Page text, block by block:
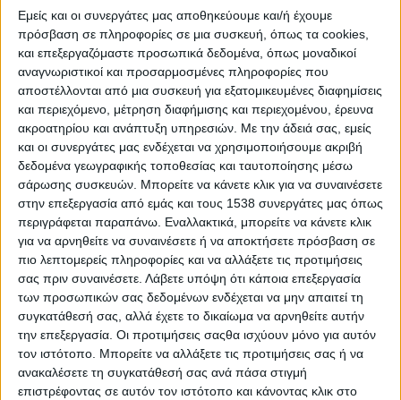
Εμείς και οι συνεργάτες μας αποθηκεύουμε και/ή έχουμε
πρόσβαση σε πληροφορίες σε μια συσκευή, όπως τα cookies,
και επεξεργαζόμαστε προσωπικά δεδομένα, όπως μοναδικοί
αναγνωριστικοί και προσαρμοσμένες πληροφορίες που
αποστέλλονται από μια συσκευή για εξατομικευμένες διαφημίσεις
και περιεχόμενο, μέτρηση διαφήμισης και περιεχομένου, έρευνα
ακροατηρίου και ανάπτυξη υπηρεσιών. Με την άδειά σας, εμείς
και οι συνεργάτες μας ενδέχεται να χρησιμοποιήσουμε ακριβή
δεδομένα γεωγραφικής τοποθεσίας και ταυτοποίησης μέσω
σάρωσης συσκευών. Μπορείτε να κάνετε κλικ για να συναινέσετε
στην επεξεργασία από εμάς και τους 1538 συνεργάτες μας όπως
περιγράφεται παραπάνω. Εναλλακτικά, μπορείτε να κάνετε κλικ
για να αρνηθείτε να συναινέσετε ή να αποκτήσετε πρόσβαση σε
πιο λεπτομερείς πληροφορίες και να αλλάξετε τις προτιμήσεις
σας πριν συναινέσετε. Λάβετε υπόψη ότι κάποια επεξεργασία
των προσωπικών σας δεδομένων ενδέχεται να μην απαιτεί τη
συγκατάθεσή σας, αλλά έχετε το δικαίωμα να αρνηθείτε αυτήν
την επεξεργασία. Οι προτιμήσεις σαςθα ισχύουν μόνο για αυτόν
τον ιστότοπο. Μπορείτε να αλλάξετε τις προτιμήσεις σας ή να
ανακαλέσετε τη συγκατάθεσή σας ανά πάσα στιγμή
επιστρέφοντας σε αυτόν τον ιστότοπο και κάνοντας κλικ στο
IN
ΑΓΡΊΝΙΟ
Δημ. Συμβ. Νέων Αγρινίου |
1ο Youth Festival 2025!
on
12 Οκτωβρίου 2025
... Δημοτικό Συμβούλιο Νέων Δήμου Αγρινίου | 1ο Youth
Festival 2025! | Το Αγρίνιο γεμίζει ρυθμό και δημιουργία!
Διήμερη γιορτή…
Διαβάστε περισσότερα